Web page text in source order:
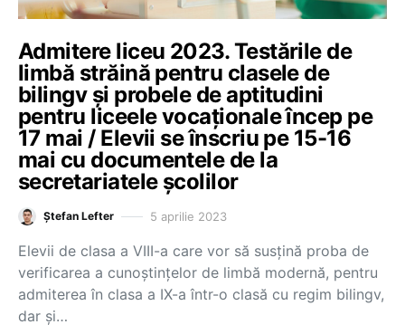
Admitere liceu 2023. Testările de
limbă străină pentru clasele de
bilingv și probele de aptitudini
pentru liceele vocaționale încep pe
17 mai / Elevii se înscriu pe 15-16
mai cu documentele de la
secretariatele școlilor
Ștefan Lefter 5 aprilie 2023
Elevii de clasa a VIII-a care vor să susțină proba de
verificarea a cunoștințelor de limbă modernă, pentru
admiterea în clasa a IX-a într-o clasă cu regim bilingv,
dar și…